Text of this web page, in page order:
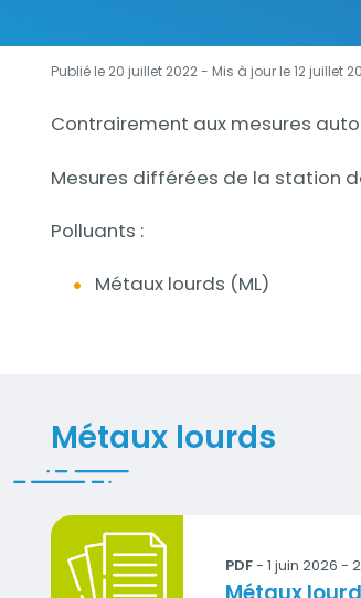
Publié le 20 juillet 2022 - Mis à jour le12 juillet
Description
Contrairement aux mesures
Mesures différées de la station
Polluants :
Métaux lourds (ML)
Métaux lourds
2026_metaux_VA1.pdf
PDF- 1 juin 2026 -